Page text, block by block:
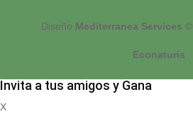
Diseño Mediterranea Services ©
Econaturis
Invita a tus amigos y Gana
X